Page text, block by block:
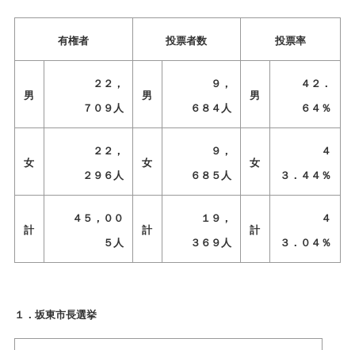
有権者 投票者数 投票率
男
２２，
７０９人
男
９，
６８４人
男
４２．
６４％
女
２２，
２９６人
女
９，
６８５人
女
４
３．４４％
計
４５，００
５人
計
１９，
３６９人
計
４
３．０４％
１．坂東市長選挙